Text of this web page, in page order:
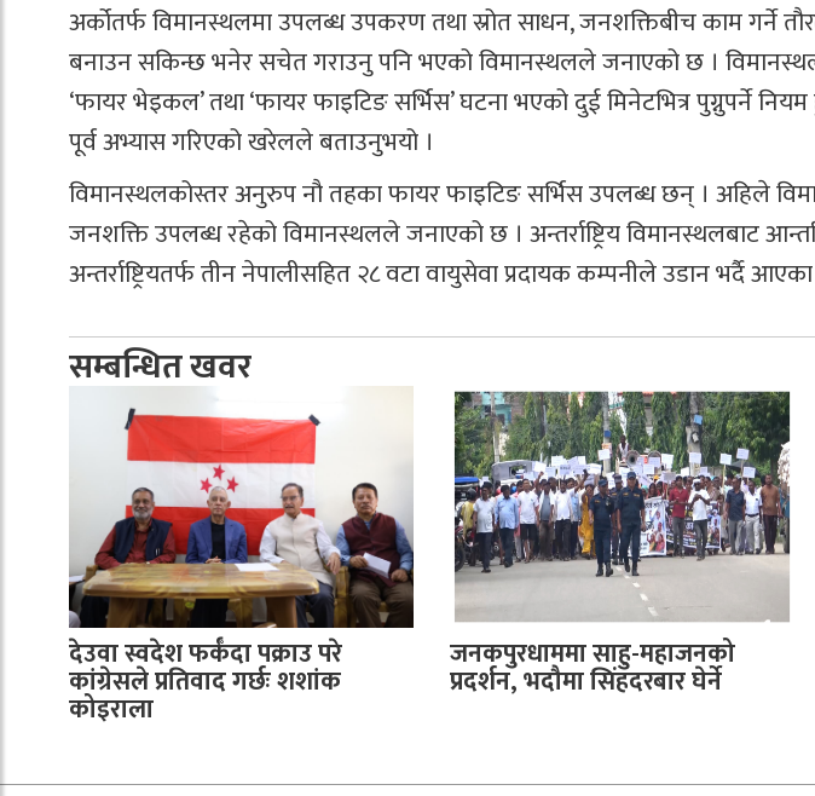
अर्कोतर्फ विमानस्थलमा उपलब्ध उपकरण तथा स्रोत साधन, जनशक्तिबीच काम गर्ने
बनाउन सकिन्छ भनेर सचेत गराउनु पनि भएको विमानस्थलले जनाएको छ ।
‘फायर भेइकल’ तथा ‘फायर फाइटिङ सर्भिस’ घटना भएको दुई मिनेटभित्र पुग्नुपर्ने
पूर्व अभ्यास गरिएको खरेलले बताउनुभयो ।
विमानस्थलकोस्तर अनुरुप नौ तहका फायर फाइटिङ सर्भिस उपलब्ध छन् । अहिले
जनशक्ति उपलब्ध रहेको विमानस्थलले जनाएको छ । अन्तर्राष्ट्रिय विमानस्थलबाट
अन्तर्राष्ट्रियतर्फ तीन नेपालीसहित २८ वटा वायुसेवा प्रदायक कम्पनीले उडान भर्दै
सम्बन्धित खवर
देउवा स्वदेश फर्कँदा पक्राउ परे
कांग्रेसले प्रतिवाद गर्छः शशांक
कोइराला
जनकपुरधाममा साहु-महाजनको
प्रदर्शन, भदौमा सिंहदरबार घेर्ने